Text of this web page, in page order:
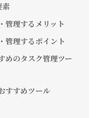
素
管理するメリット
管理するポイント
めのタスク管理ツー
すすめツール